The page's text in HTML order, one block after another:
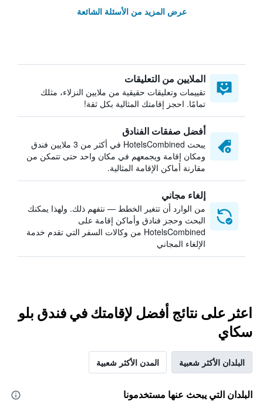
عرض المزيد من الأسئلة الشائعة
الملايين من التعليقات
تقييمات وتعليقات حقيقية من ملايين النزلاء، مثلك
تمامًا. احجز إقامتك المثالية بكل ثقة!
أفضل صفقات الفنادق
يبحث HotelsCombined في أكثر من 3 ملايين فندق
ومكان إقامة ويجمعهم في مكان واحد حتى تتمكن من
مقارنة أماكن الإقامة المثالية.
إلغاء مجاني
من الوارد أن تتغير الخطط — نتفهم ذلك. ولهذا يمكنك
البحث وحجز فنادق وأماكن إقامة على
HotelsCombined من وكالات السفر التي تقدم خدمة
الإلغاء المجاني
اعثر على نتائج أفضل لإقامتك في فندق بلو
سكاي
البلدان الأكثر شعبية المدن الأكثر شعبية
البلدان التي يبحث عنها مستخدمونا